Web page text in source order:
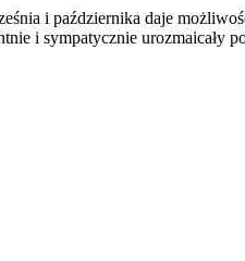
i października daje
i sympatycznie urozmaicały